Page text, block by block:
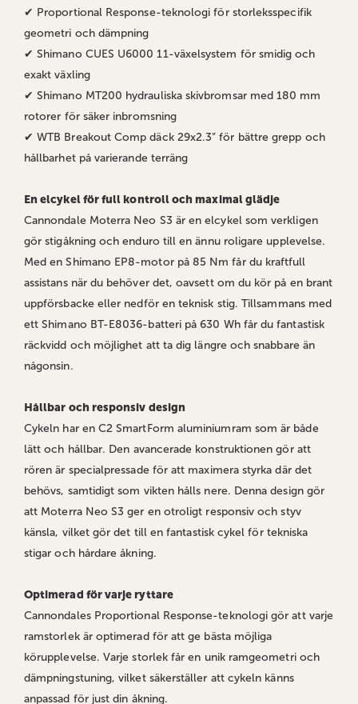
✔ Proportional Response-teknologi för storleksspecifik
geometri och dämpning
✔ Shimano CUES U6000 11-växelsystem för smidig och
exakt växling
✔ Shimano MT200 hydrauliska skivbromsar med 180 mm
rotorer för säker inbromsning
✔ WTB Breakout Comp däck 29x2.3” för bättre grepp och
hållbarhet på varierande terräng
En elcykel för full kontroll och maximal glädje
Cannondale Moterra Neo S3 är en elcykel som verkligen
gör stigåkning och enduro till en ännu roligare upplevelse.
Med en Shimano EP8-motor på 85 Nm får du kraftfull
assistans när du behöver det, oavsett om du kör på en brant
uppförsbacke eller nedför en teknisk stig. Tillsammans med
ett Shimano BT-E8036-batteri på 630 Wh får du fantastisk
räckvidd och möjlighet att ta dig längre och snabbare än
någonsin.
Hållbar och responsiv design
Cykeln har en C2 SmartForm aluminiumram som är både
lätt och hållbar. Den avancerade konstruktionen gör att
rören är specialpressade för att maximera styrka där det
behövs, samtidigt som vikten hålls nere. Denna design gör
att Moterra Neo S3 ger en otroligt responsiv och styv
känsla, vilket gör det till en fantastisk cykel för tekniska
stigar och hårdare åkning.
Optimerad för varje ryttare
Cannondales Proportional Response-teknologi gör att varje
ramstorlek är optimerad för att ge bästa möjliga
körupplevelse. Varje storlek får en unik ramgeometri och
dämpningstuning, vilket säkerställer att cykeln känns
anpassad för just din åkning.